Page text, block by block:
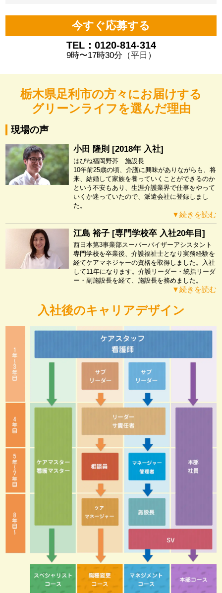
今すぐ応募する
TEL：0120-814-314
9時〜17時30分（平日）
栃木県足利市の方々にお届けする
グリーンライフを選んだ理由
現場の声
小田 隆則 [2018年 入社]
はぴね福岡野芥 施設長
10年前25歳の頃、介護に興味がありながらも、将
来、結婚して家族を養っていくことができるのか
という不安もあり、生涯介護業界で仕事をやって
いくか迷っていたので、派遣会社に登録しまし
た。
▼続きを読む
江島 裕子 [専門学校卒 入社20年目]
西日本第3事業部スーパーバイザーアシスタント
専門学校を卒業後、介護福祉士となり実務経験を
経てケアマネジャーの資格を取得しました。入社
して11年になります。介護リーダー・統括リーダ
ー・副施設長を経て、施設長を務めました。
▼続きを読む
入社後のキャリアデザイン